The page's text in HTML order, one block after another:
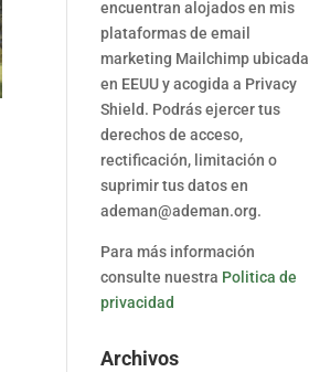
encuentran alojados en mis
plataformas de email
marketing Mailchimp ubicada
en EEUU y acogida a Privacy
Shield. Podrás ejercer tus
derechos de acceso,
rectificación, limitación o
suprimir tus datos en
ademan@ademan.org.
Para más información
consulte nuestra Politica de
privacidad
Archivos